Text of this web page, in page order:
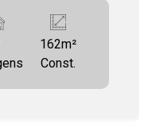
esta
acabamento
de lazer,
sem abrir
162m²
Const.